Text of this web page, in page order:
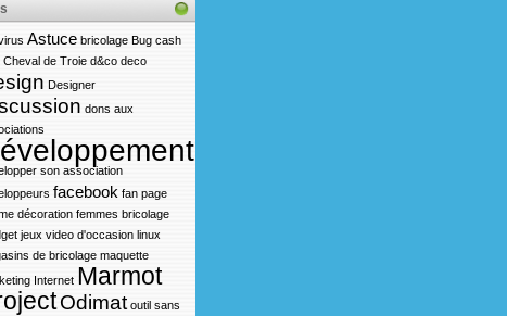
Astuce bricolage Bug cash
Cheval de Troie d&co deco
Designer
dons aux
son association
facebook fan page
décoration femmes bricolage
jeux video d'occasion linux
de bricolage maquette
Internet Marmot
Odimat outil sans